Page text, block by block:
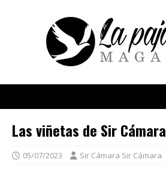
Las viñetas de Sir Cámara
05/07/2023 Sir Cámara Sir Cámara